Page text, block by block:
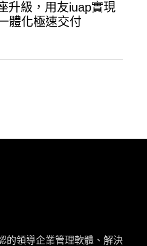
升級，用友iuap實現
體化極速交付
的領導企業管理軟體、解決